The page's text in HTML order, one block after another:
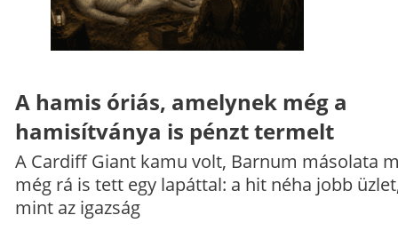
A hamis óriás, amelynek még a
hamisítványa is pénzt termelt
A Cardiff Giant kamu volt, Barnum másolata
még rá is tett egy lapáttal: a hit néha jobb
mint az igazság